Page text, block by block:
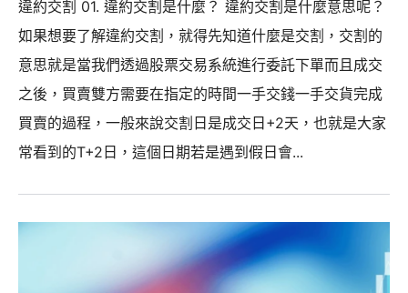
違約交割 01. 違約交割是什麼？ 違約交割是什麼意思呢？
如果想要了解違約交割，就得先知道什麼是交割，交割的
意思就是當我們透過股票交易系統進行委託下單而且成交
之後，買賣雙方需要在指定的時間一手交錢一手交貨完成
買賣的過程，一般來說交割日是成交日+2天，也就是大家
常看到的T+2日，這個日期若是遇到假日會...